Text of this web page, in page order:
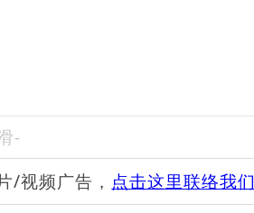
-
/视频广告， 点击这里联络我们